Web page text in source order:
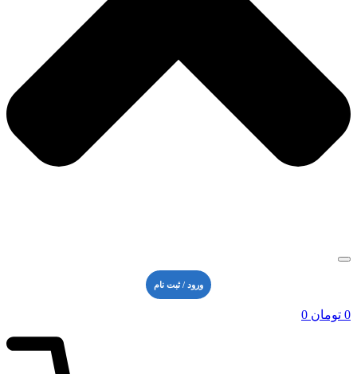
ورود / ثبت نام
0 تومان 0